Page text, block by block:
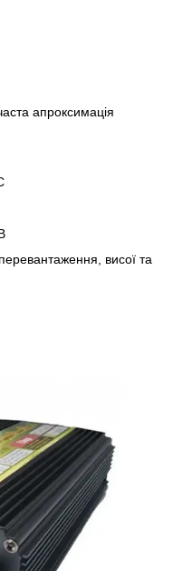
апроксимація
висої та